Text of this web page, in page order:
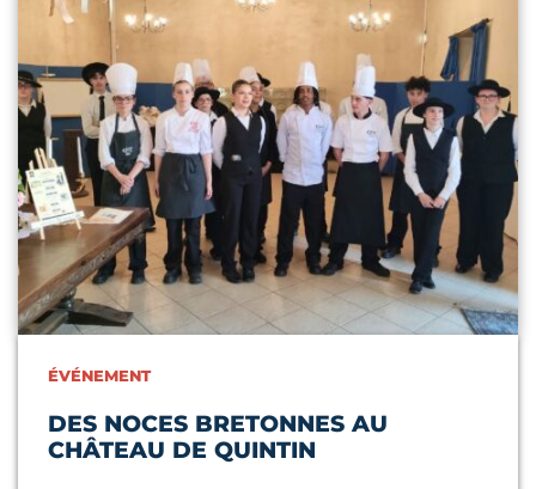
ÉVÉNEMENT
DES NOCES BRETONNES AU
CHÂTEAU DE QUINTIN